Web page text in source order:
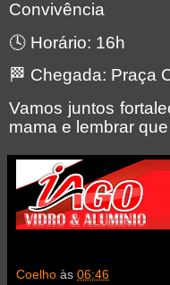
Convivência
🕓 Horário: 16h
🏁 Chegada: Praça
Vamos juntos
mama e lembrar
Coelho às 06:46